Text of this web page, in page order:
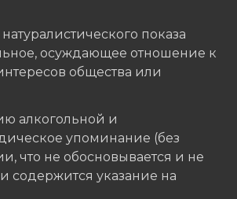
показа
осуждающее отношение к
общества или
алкогольной и
упоминание (без
что не обосновывается и не
содержится указание на